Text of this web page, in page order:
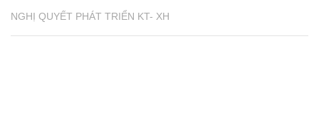
NGHỊ QUYẾT PHÁT TRIỂN KT- XH